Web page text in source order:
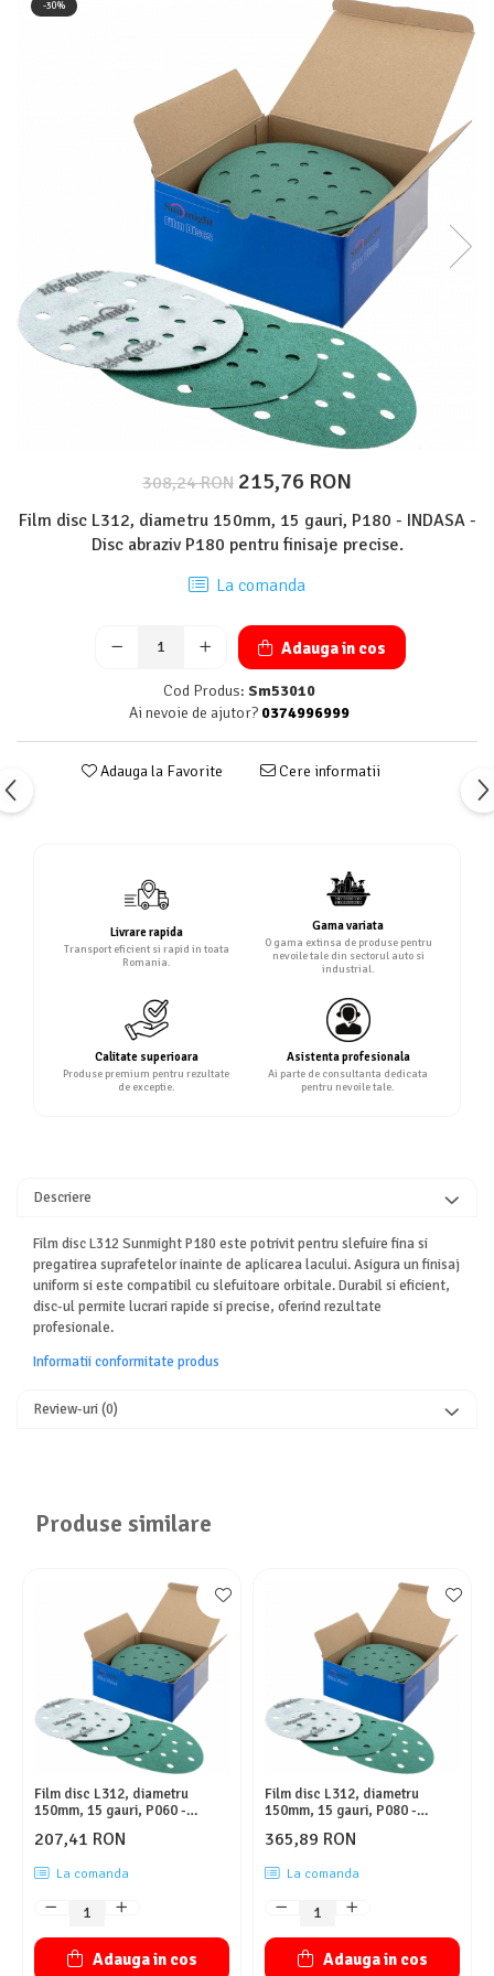
Protectie piele
Sisteme si pahare PPS
Pahare de amestec
-30%
308,24 RON 215,76 RON
Film disc L312, diametru 150mm, 15 gauri, P180 - INDASA -
Disc abraziv P180 pentru finisaje precise.
La comanda
Adauga in cos
Cod Produs: Sm53010
Ai nevoie de ajutor? 0374996999
Adauga la Favorite Cere informatii
Livrare rapida
Transport eficient si rapid in toata
Romania.
Gama variata
O gama extinsa de produse pentru
nevoile tale din sectorul auto si
industrial.
Calitate superioara
Produse premium pentru rezultate
de exceptie.
Asistenta profesionala
Ai parte de consultanta dedicata
pentru nevoile tale.
Descriere
Film disc L312 Sunmight P180 este potrivit pentru slefuire fina si
pregatirea suprafetelor inainte de aplicarea lacului. Asigura un finisaj
uniform si este compatibil cu slefuitoare orbitale. Durabil si eficient,
disc-ul permite lucrari rapide si precise, oferind rezultate
profesionale.
Informatii conformitate produs
Review-uri(0)
Produse similare
Film disc L312, diametru
150mm, 15 gauri, P060 -
207,41 RON
La comanda
Adauga in cos
Film disc L312, diametru
150mm, 15 gauri, P080 -
365,89 RON
La comanda
Adauga in cos